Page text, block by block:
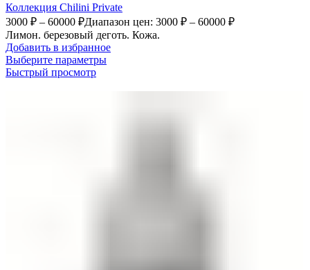
Коллекция Chilini Private
3000 ₽ – 60000 ₽Диапазон цен: 3000 ₽ – 60000 ₽
Лимон. березовый деготь. Кожа.
Добавить в избранное
Выберите параметры
Быстрый просмотр